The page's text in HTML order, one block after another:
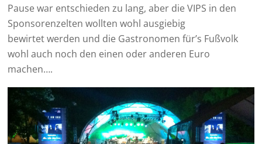
Pause war entschieden zu lang, aber die VIPS in den
Sponsorenzelten wollten wohl ausgiebig
bewirtet werden und die Gastronomen für’s Fußvolk
wohl auch noch den einen oder anderen Euro
machen….